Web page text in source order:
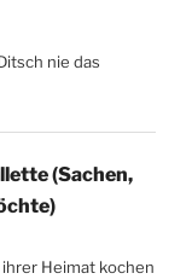
nie das
(Sachen,
Heimat kochen